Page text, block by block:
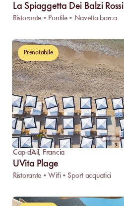
La Spiaggetta Dei Balzi Rossi
Ristorante • Pontile • Navetta barca
Prenotabile
Cap-d'Ail, Francia
UVita Plage
Ristorante • Wifi • Sport acquatici